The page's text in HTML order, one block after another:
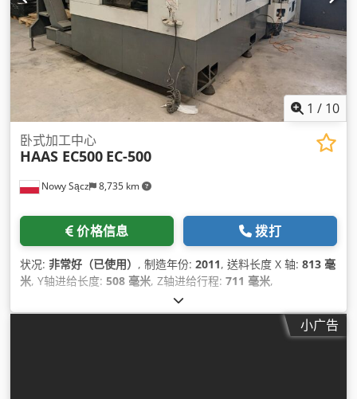
1 / 10
Nowy Sącz 8,735 km
卧式加工中心
HAAS EC500 EC-500
价格信息 拨打
状况: 非常好（已使用） , 制造年份: 2011, 送料长度 X 轴: 813 毫
米, Y轴进给长度: 508 毫米, Z轴进给行程: 711 毫米,
小广告